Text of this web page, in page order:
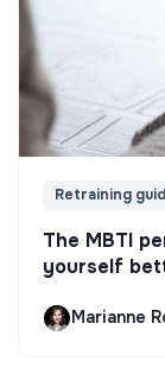
Retraining
The MBTI
yourself
Marianne